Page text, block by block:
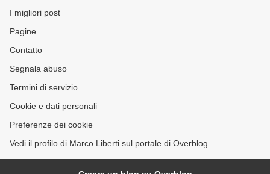
I migliori post
Pagine
Contatto
Segnala abuso
Termini di servizio
Cookie e dati personali
Preferenze dei cookie
Vedi il profilo di Marco Liberti sul portale di Overblog